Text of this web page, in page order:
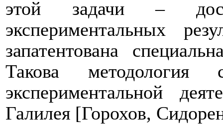
этой задачи –
экспериментальных
запатентована
Такова методология
экспериментальной
Галилея [Горохов,